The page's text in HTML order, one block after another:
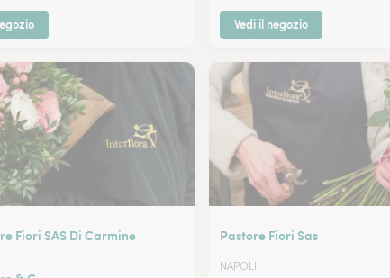
Vedi il negozio
Fiori SAS Di Carmine Pastore Fiori Sas
NAPOLI